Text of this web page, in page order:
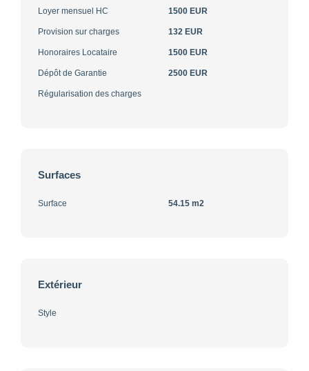
Loyer mensuel HC 1500 EUR
Provision sur charges 132 EUR
Honoraires Locataire 1500 EUR
Dépôt de Garantie 2500 EUR
Régularisation des charges
Surfaces
Surface 54.15 m2
Extérieur
Style